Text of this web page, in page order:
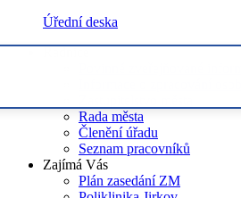
Úřední deska
Rada města
Členění úřadu
Seznam pracovníků
Zajímá Vás
Plán zasedání ZM